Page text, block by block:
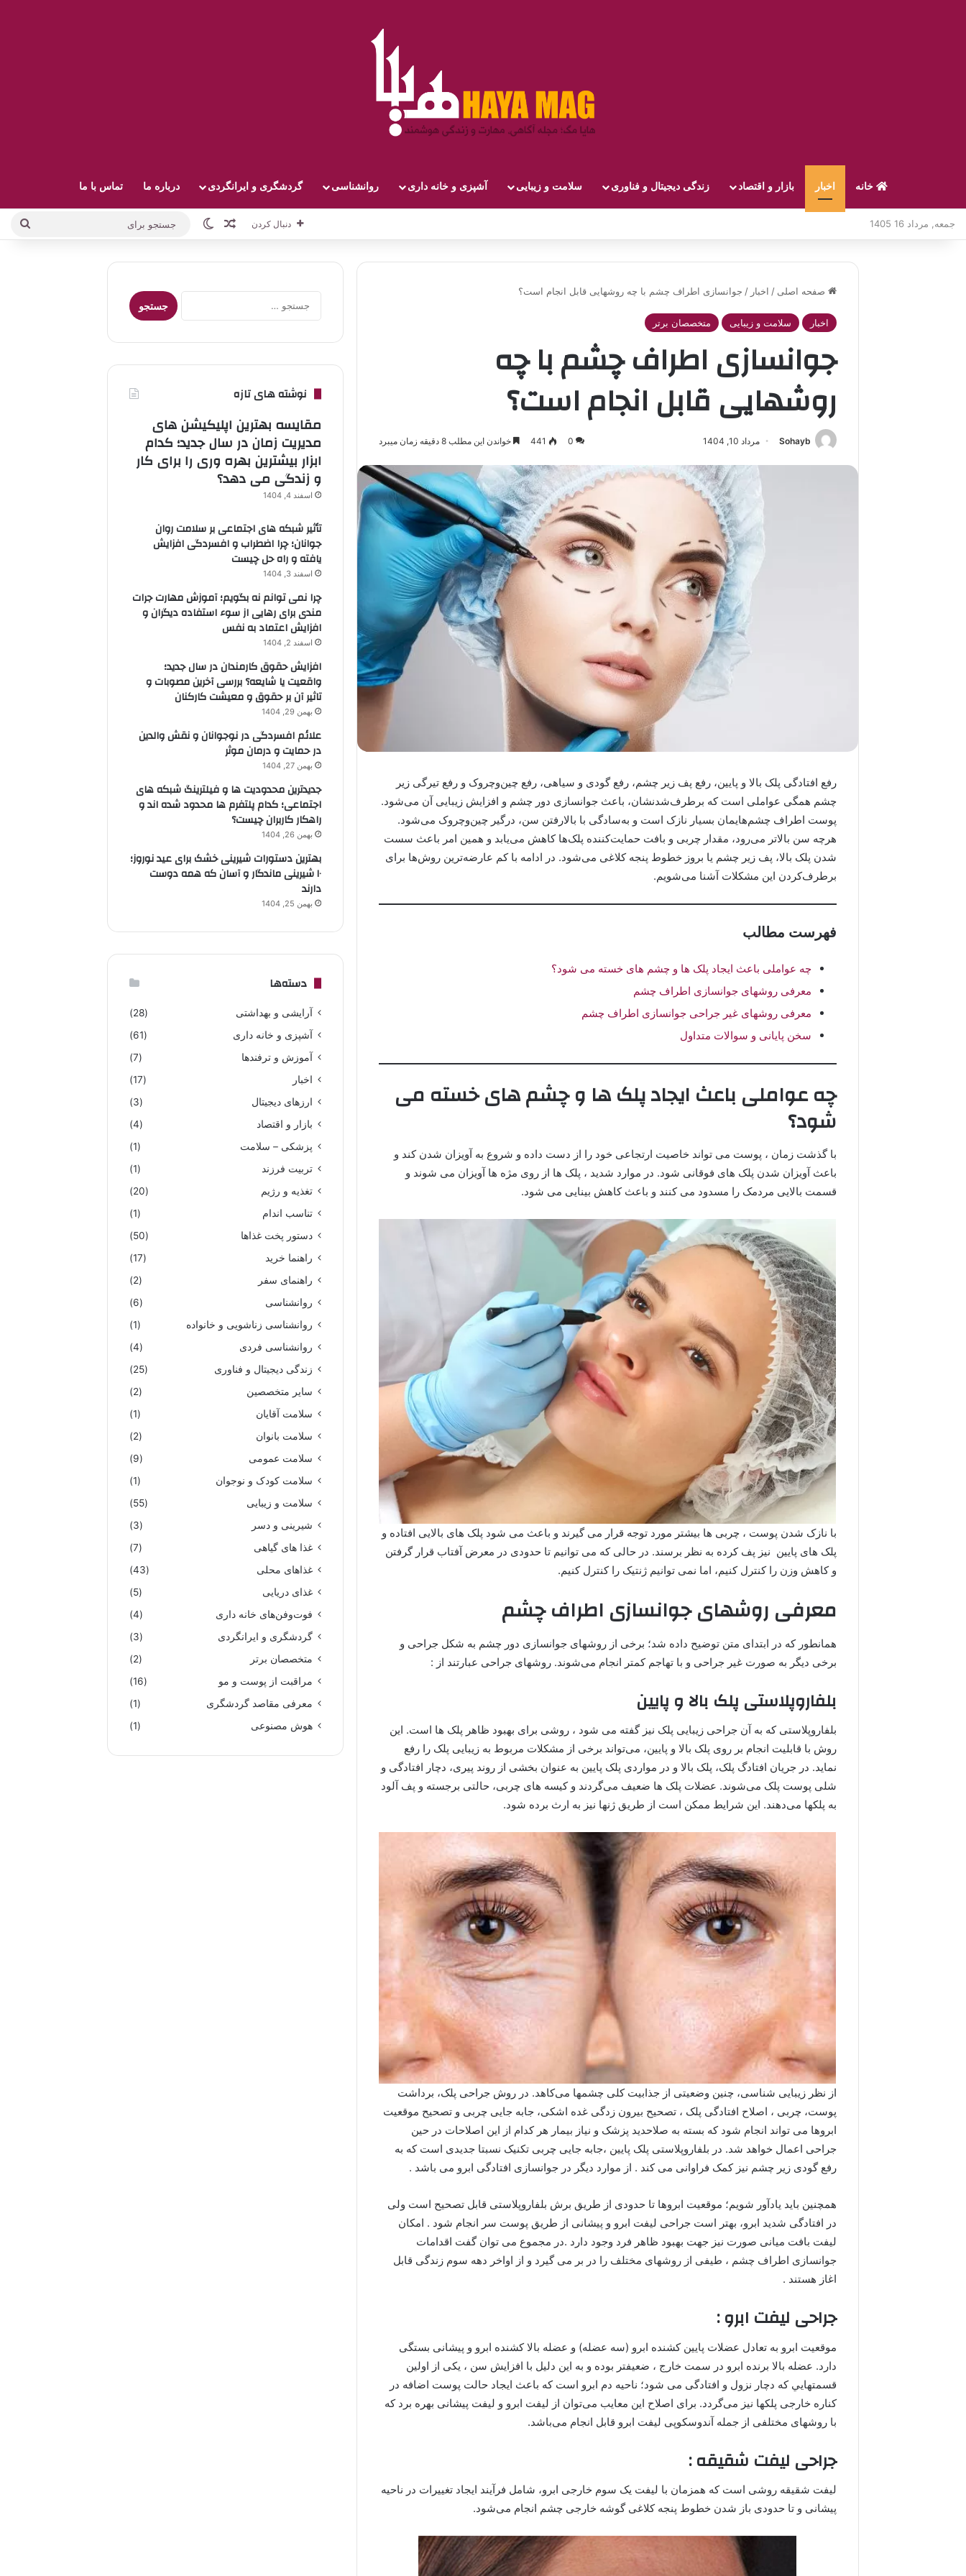
خانه اخبار بازار و اقتصاد زندگی دیجیتال و فناوری سلامت و زیبایی آشپزی و خانه داری روانشناسی گردشگری و ایرانگردی درباره ما تماس با ما
جمعه, مرداد 16 1405 دنبال کردن نوشته تصادفی
تغییر پوسته
صفحه اصلی / اخبار / جوانسازی اطراف چشم با چه روشهایی قابل انجام است؟
اخبار سلامت و زیبایی متخصصان برتر
جوانسازی اطراف چشم با چه
روشهایی قابل انجام است؟
Sohayb مرداد 10, 1404 0
441 خواندن این مطلب 8 دقیقه زمان میبرد
رفع افتادگی پلک بالا و پایین، رفع پف زیر چشم، رفع گودی و سیاهی، رفع چین‌وچروک و رفع تیرگی زیر
چشم همگی عواملی است که برطرف‌شدنشان، باعث جوانسازی دور چشم و افزایش زیبایی آن می‌شود.
پوست اطراف چشم‌هایمان بسیار نازک است و به‌سادگی با بالارفتن سن، درگیر چین‌وچروک می‌شود.
هرچه سن بالاتر می‌رود، مقدار چربی و بافت حمایت‌کننده پلک‌ها کاهش می‌یابد و همین امر باعث سست
شدن پلک بالا، پف زیر چشم یا بروز خطوط پنجه کلاغی می‌شود. در ادامه با کم ‌عارضه‌ترین روش‌ها برای
برطرف‌کردن این مشکلات آشنا می‌شویم.
فهرست مطالب
چه عواملی باعث ایجاد پلک ها و چشم های خسته می شود؟
معرفی روشهای جوانسازی اطراف چشم
معرفی روشهای غیر جراحی جوانسازی اطراف چشم
سخن پایانی و سوالات متداول
چه عواملی باعث ایجاد پلک ها و چشم های خسته می
شود؟
با گذشت زمان ، پوست می تواند خاصیت ارتجاعی خود را از دست داده و شروع به آویزان شدن کند و
باعث آویزان شدن پلک های فوقانی شود. در موارد شدید ، پلک ها از روی مژه ها آویزان می شوند و
قسمت بالایی مردمک را مسدود می کنند و باعث کاهش بینایی می شود.
با نازک شدن پوست ، چربی ها بیشتر مورد توجه قرار می گیرند و باعث می شود پلک های بالایی افتاده و
پلک های پایین نیز پف کرده به نظر برسند. در حالی که می توانیم تا حدودی در معرض آفتاب قرار گرفتن
و کاهش وزن را کنترل کنیم، اما نمی توانیم ژنتیک را کنترل کنیم.
معرفی روشهای جوانسازی اطراف چشم
همانطور که در ابتدای متن توضیح داده شد؛ برخی از روشهای جوانسازی دور چشم به شکل جراحی و
برخی دیگر به صورت غیر جراحی و با تهاجم کمتر انجام می‌شوند. روشهای جراحی عبارتند از :
بلفاروپلاستی پلک بالا و پایین
بلفاروپلاستی که به آن جراحی زيبايى پلک نیز گفته می شود ، روشی برای بهبود ظاهر پلک ها است. این
روش با قابلیت انجام بر روی پلک بالا و پایین، می‌تواند برخی از مشکلات مربوط به زیبایی پلک را رفع
نماید. در جریان افتادگ پلک، پلک بالا و در مواردی پلک پایین به عنوان بخشی از روند پیری، دچار افتادگی و
شلی پوست پلک می‌شوند. عضلات پلک ها ضعیف می‌گردند و کیسه های چربی، حالتی برجسته و پف آلود
به پلکها می‌دهند. این شرایط ممکن است از طریق ژنها نیز به ارث برده شود.
از نظر زیبایی شناسی، چنین وضعیتی از جذابیت کلی چشمها می‌کاهد. در روش جراحی پلک، برداشت
پوست، چربى ، اصلاح افتادگى پلک ، تصحیح بیرون زدگى غده اشکى، جابه جایی چربى و تصحیح موقعیت
ابروها مى تواند انجام شود که بسته به صلاحدید پزشک و نیاز بیمار هر کدام از این اصلاحات در حین
جراحی اعمال خواهد شد. در بلفاروپلاستى پلک پایین ،جابه جایی چربى تکنیک نسبتا جدیدى است که به
رفع گودى زیر چشم نیز کمک فراوانى مى کند . از موارد دیگر در جوانسازى افتادگى ابرو مى باشد .
همچنین باید یادآور شویم؛ موقعیت ابروها تا حدودى از طریق برش بلفاروپلاستى قابل تصحیح است ولى
در افتادگى شدید ابرو، بهتر است جراحی لیفت ابرو و پیشانى از طریق پوست سر انجام شود . امکان
لیفت بافت میانى صورت نیز جهت بهبود ظاهر فرد وجود دارد .در مجموع مى توان گفت اقدامات
جوانسازى اطراف چشم ، طیفى از روشهاى مختلف را در بر مى گیرد و از اواخر دهه سوم زندگى قابل
اغاز هستند .
جراحی لیفت ابرو :
موقعيت ابرو به تعادل عضلات پايين كشنده ابرو (سه عضله) و عضله بالا كشنده ابرو و پيشانى بستگى
دارد. عضله بالا برنده ابرو در سمت خارج ، ضعيفتر بوده و به اين دليل با افزايش سن ، يكى از اولين
قسمتهايي كه دچار نزول و افتادگى مى شود؛ ناحيه دم ابرو است كه باعث ايجاد حالت پوست اضافه در
كناره خارجى پلكها نيز مى‌گردد. برای اصلاح این معایب می‌توان از لیفت ابرو و لیفت پیشانی بهره برد که
با روشهای مختلفی از جمله آندوسکوپی لیفت ابرو قابل انجام می‌باشد.
جراحی لیفت شقیقه :
لیفت شقیقه روشی است که همزمان با لیفت یک سوم خارجی ابرو، شامل فرآیند ایجاد تغییرات در ناحیه
پیشانی و تا حدودی باز شدن خطوط پنجه کلاغی گوشه خارجی چشم انجام می‌شود.
جستجو
برای:
نوشته های تازه
مقایسه بهترین اپلیکیشن های
مدیریت زمان در سال جدید؛ کدام
ابزار بیشترین بهره وری را برای کار
و زندگی می دهد؟
اسفند 4, 1404
تأثیر شبکه های اجتماعی بر سلامت روان
جوانان؛ چرا اضطراب و افسردگی افزایش
یافته و راه حل چیست
اسفند 3, 1404
چرا نمی توانم نه بگویم؛ آموزش مهارت جرات
مندی برای رهایی از سوء استفاده دیگران و
افزایش اعتماد به نفس
اسفند 2, 1404
افزایش حقوق کارمندان در سال جدید؛
واقعیت یا شایعه؟ بررسی آخرین مصوبات و
تاثیر آن بر حقوق و معیشت کارکنان
بهمن 29, 1404
علائم افسردگی در نوجوانان و نقش والدین
در حمایت و درمان موثر
بهمن 27, 1404
جدیدترین محدودیت ها و فیلترینگ شبکه های
اجتماعی؛ کدام پلتفرم ها محدود شده اند و
راهکار کاربران چیست؟
بهمن 26, 1404
بهترین دستورات شیرینی خشک برای عید نوروز؛
۱۰ شیرینی ماندگار و آسان که همه دوست
دارند
بهمن 25, 1404
دسته‌ها
آرایشی و بهداشتی
(28)
آشپزی و خانه داری
(61)
آموزش و ترفندها
(7)
اخبار
(17)
ارزهای دیجیتال
(3)
بازار و اقتصاد
(4)
پزشکی – سلامت
(1)
تربیت فرزند
(1)
تغذیه و رژیم
(20)
تناسب اندام
(1)
دستور پخت غذاها
(50)
راهنما خرید
(17)
راهنمای سفر
(2)
روانشناسی
(6)
روانشناسی زناشویی و خانواده
(1)
روانشناسی فردی
(4)
زندگی دیجیتال و فناوری
(25)
سایر متخصصین
(2)
سلامت آقایان
(1)
سلامت بانوان
(2)
سلامت عمومی
(9)
سلامت کودک و نوجوان
(1)
سلامت و زیبایی
(55)
شیرینی و دسر
(3)
غذا های گیاهی
(7)
غذاهای محلی
(43)
غذای دریایی
(5)
فوت‌وفن‌های خانه داری
(4)
گردشگری و ایرانگردی
(3)
متخصصان برتر
(2)
مراقبت از پوست و مو
(16)
معرفی مقاصد گردشگری
(1)
هوش مصنوعی
(1)